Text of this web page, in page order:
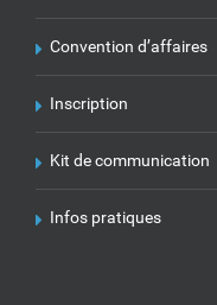
Convention d’affaires
Inscription
Kit de communication
Infos pratiques